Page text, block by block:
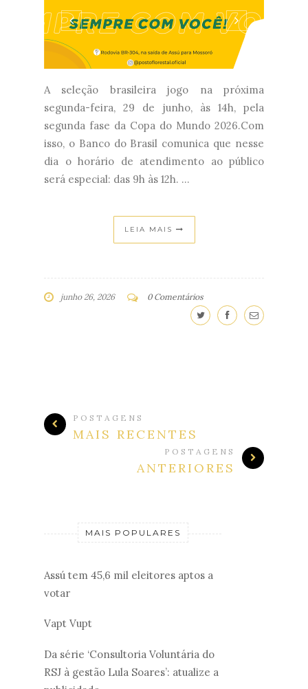
A seleção brasileira jogo na próxima
segunda-feira, 29 de junho, às 14h, pela
segunda fase da Copa do Mundo 2026.Com
isso, o Banco do Brasil comunica que nesse
dia o horário de atendimento ao público
será especial: das 9h às 12h. ...
LEIA MAIS
junho 26, 2026 0 Comentários
POSTAGENS
MAIS RECENTES
POSTAGENS
ANTERIORES
MAIS POPULARES
Assú tem 45,6 mil eleitores aptos a
votar
Vapt Vupt
Da série ‘Consultoria Voluntária do
RSJ à gestão Lula Soares’: atualize a